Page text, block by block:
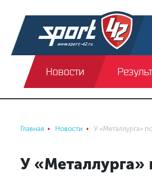
Новости
Главная Новости У «Металлурга»
У «Металлурга»